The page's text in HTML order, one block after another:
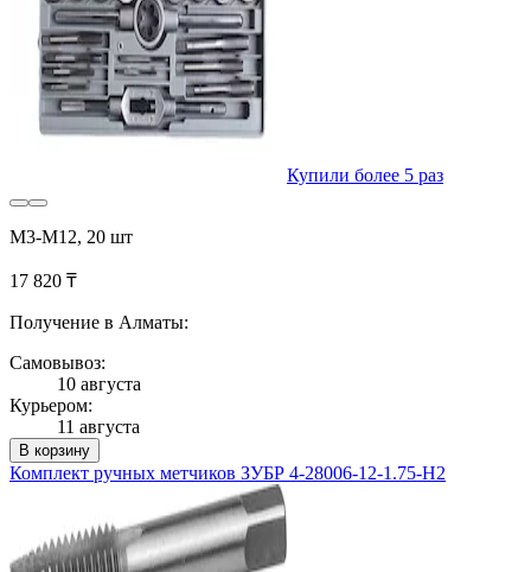
Купили более 5 раз
M3-M12, 20 шт
17 820 ₸
Получение в Алматы:
Самовывоз:
10 августа
Курьером:
11 августа
В корзину
Комплект ручных метчиков ЗУБР 4-28006-12-1.75-H2